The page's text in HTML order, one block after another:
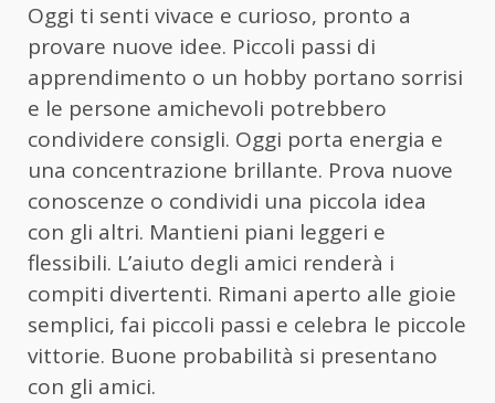
Oggi ti senti vivace e curioso, pronto a
provare nuove idee. Piccoli passi di
apprendimento o un hobby portano sorrisi
e le persone amichevoli potrebbero
condividere consigli. Oggi porta energia e
una concentrazione brillante. Prova nuove
conoscenze o condividi una piccola idea
con gli altri. Mantieni piani leggeri e
flessibili. L’aiuto degli amici renderà i
compiti divertenti. Rimani aperto alle gioie
semplici, fai piccoli passi e celebra le piccole
vittorie. Buone probabilità si presentano
con gli amici.